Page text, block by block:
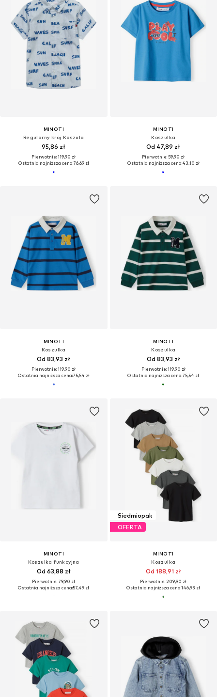
MINOTI
Regularny krój Koszula
95,86 zł
Pierwotnie: 119,90 zł
Ostatnia najniższa cena:76,69 zł
MINOTI
Koszulka
Od 47,89 zł
Pierwotnie: 59,90 zł
Ostatnia najniższa cena:43,10 zł
MINOTI
Koszulka
Od 83,93 zł
Pierwotnie: 119,90 zł
Ostatnia najniższa cena:75,54 zł
MINOTI
Koszulka
Od 83,93 zł
Pierwotnie: 119,90 zł
Ostatnia najniższa cena:75,54 zł
MINOTI
Koszulka funkcyjna
Od 63,88 zł
Pierwotnie: 79,90 zł
Ostatnia najniższa cena:57,49 zł
Siedmiopak
OFERTA
MINOTI
Koszulka
Od 188,91 zł
Pierwotnie: 209,90 zł
Ostatnia najniższa cena:146,93 zł